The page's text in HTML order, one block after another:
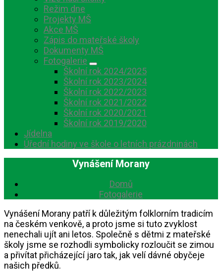
Režim dne
Projekty MŠ
Akce MŠ
Zápis do mateřské školy
Dokumenty MŠ
Fotogalerie
Školní rok 2024/2025
Školní rok 2023/2024
Školní rok 2022/2023
Školní rok 2021/2022
Školní rok 2020/2021
Školní rok 2019/2020
Jídelna
Úřední hodiny ve škole o letních prázdninách
Vynášení Morany
Domů
Fotogalerie
Vynášení Morany patří k důležitým folklorním tradicím
na českém venkově, a proto jsme si tuto zvyklost
nenechali ujít ani letos. Společně s dětmi z mateřské
školy jsme se rozhodli symbolicky rozloučit se zimou
a přivítat přicházející jaro tak, jak velí dávné obyčeje
našich předků.